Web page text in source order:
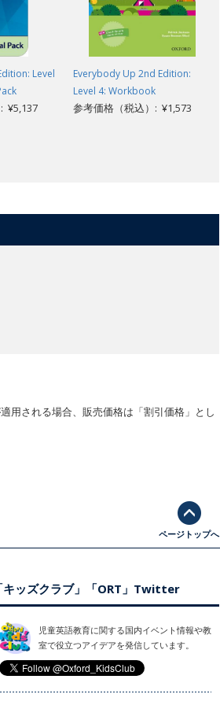
Level
¥5,137
Everybody Up 2nd Edition:
Level 4: Workbook
参考価格（税込）: ¥1,573
用される場合、販売価格は「割引価格」とし
ページトップへ
キッズクラブ」「ORT」Twitter
児童英語教育に関する国内イベント情報や教
室で役立つアイデアを発信しています。